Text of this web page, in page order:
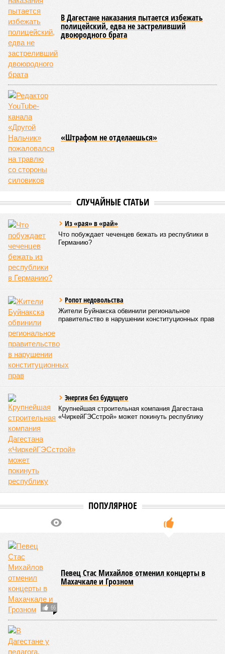
В Дагестане наказания пытается избежать
полицейский, едва не застреливший
двоюродного брата
«Штрафом не отделаешься»
СЛУЧАЙНЫЕ СТАТЬИ
Из «рая» в «рай»
Что побуждает чеченцев бежать из республики в
Германию?
Ропот недовольства
Жители Буйнакска обвинили региональное
правительство в нарушении конституционных прав
Энергия без будущего
Крупнейшая строительная компания Дагестана
«ЧиркейГЭСстрой» может покинуть республику
ПОПУЛЯРНОЕ
66
Певец Стас Михайлов отменил концерты в
Махачкале и Грозном